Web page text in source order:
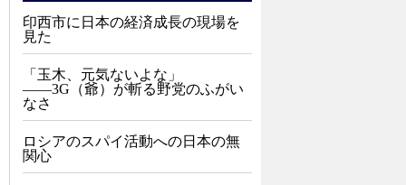
印西市に日本の経済成長の現場を
見た
「玉木、元気ないよな」
――3G（爺）が斬る野党のふがい
なさ
ロシアのスパイ活動への日本の無
関心